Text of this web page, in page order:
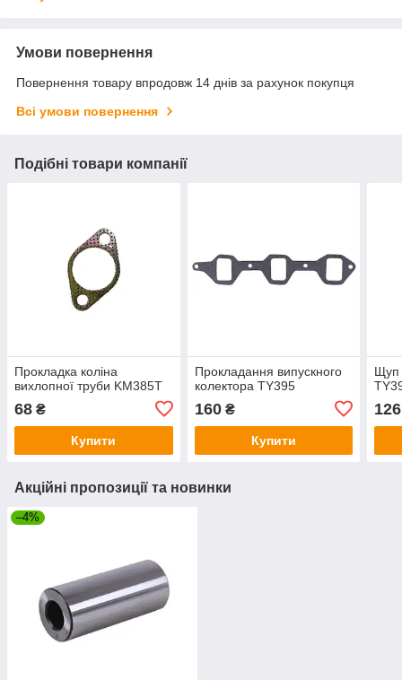
Умови повернення
Повернення товару впродовж 14 днів за рахунок покупця
Всі умови повернення
Подібні товари компанії
Прокладка коліна
вихлопної труби KM385T
68 ₴
Купити
Прокладання випускного
колектора TY395
160₴
Купити
Щуп
126
Акційні пропозиції та новинки
–4%